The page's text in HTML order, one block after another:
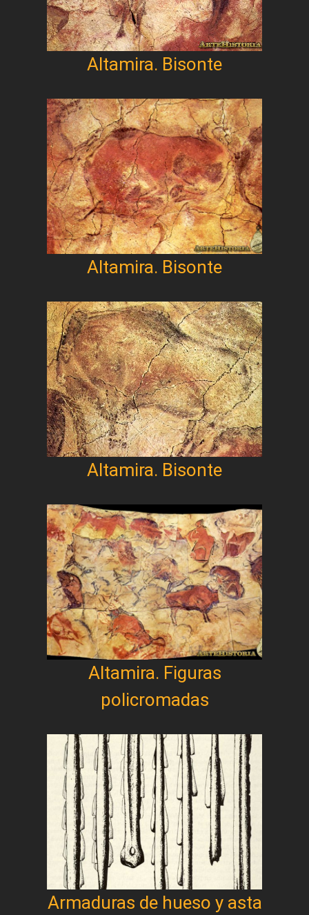
Altamira. Bisonte
Altamira. Bisonte
Altamira. Bisonte
Altamira. Figuras
policromadas
Armaduras de hueso y asta